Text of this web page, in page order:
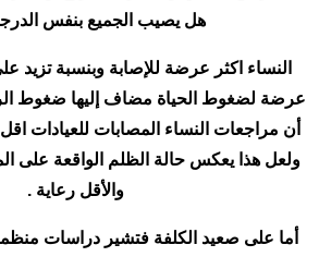
هل يصيب الجميع بنفس
النساء اكثر عرضة للإصابة وبنسبة تزيد
عرضة لضغوط الحياة مضاف إليها ضغوط
أن مراجعات النساء المصابات للعيادات
ولعل هذا يعكس حالة الظلم الواقعة على
والأقل رعاية .
أما على صعيد الكلفة فتشير دراسات